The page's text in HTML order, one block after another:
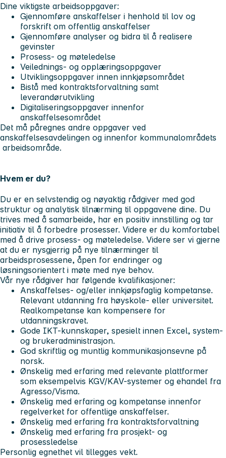
Dine viktigste arbeidsoppgaver:
Gjennomføre anskaffelser i henhold til lov og
forskrift om offentlig anskaffelser
Gjennomføre analyser og bidra til å realisere
gevinster
Prosess- og møteledelse
Veilednings- og opplæringsoppgaver
Utviklingsoppgaver innen innkjøpsområdet
Bistå med kontraktsforvaltning samt
leverandørutvikling
Digitaliseringsoppgaver innenfor
anskaffelsesområdet
Det må påregnes andre oppgaver ved
anskaffelsesavdelingen og innenfor kommunalområdets
arbeidsområde.
Hvem er du?
Du er en selvstendig og nøyaktig rådgiver med god
struktur og analytisk tilnærming til oppgavene dine. Du
trives med å samarbeide, har en positiv innstilling og tar
initiativ til å forbedre prosesser. Videre er du komfortabel
med å drive prosess- og møteledelse. Videre ser vi gjerne
at du er nysgjerrig på nye tilnærminger til
arbeidsprosessene, åpen for endringer og
løsningsorientert i møte med nye behov.
Vår nye rådgiver har følgende kvalifikasjoner:
Anskaffelses- og/eller innkjøpsfaglig kompetanse.
Relevant utdanning fra høyskole- eller universitet.
Realkompetanse kan kompensere for
utdanningskravet.
Gode IKT-kunnskaper, spesielt innen Excel, system-
og brukeradministrasjon.
God skriftlig og muntlig kommunikasjonsevne på
norsk.
Ønskelig med erfaring med relevante plattformer
som eksempelvis KGV/KAV-systemer og ehandel fra
Agresso/Visma.
Ønskelig med erfaring og kompetanse innenfor
regelverket for offentlige anskaffelser.
Ønskelig med erfaring fra kontraktsforvaltning
Ønskelig med erfaring fra prosjekt- og
prosessledelse
Personlig egnethet vil tillegges vekt.